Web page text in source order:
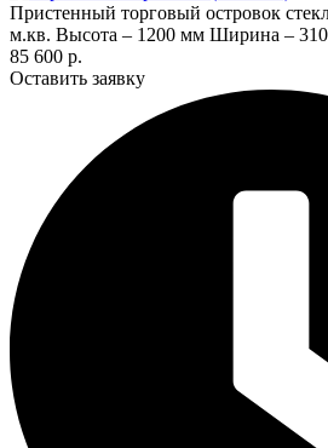
Пристенный торговый островок
м.кв. Высота – 1200 мм Ширина –
85 600 р.
Оставить заявку